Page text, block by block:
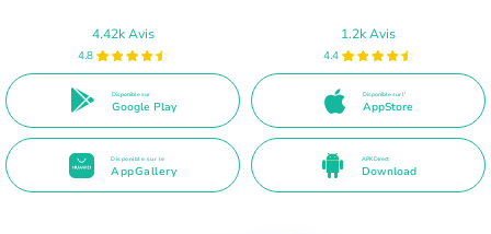
4.42k Avis
4.8
Disponible sur
Google Play
1.2k Avis
4.4
Disponible sur l'
AppStore
Disponible sur le
AppGallery
APK Direct
Download